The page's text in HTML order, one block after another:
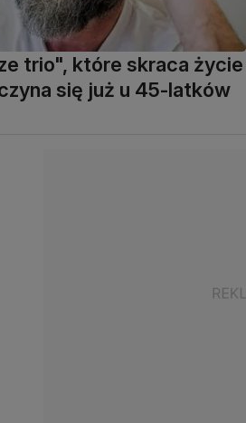
trio", które skraca życie
się już u 45-latków